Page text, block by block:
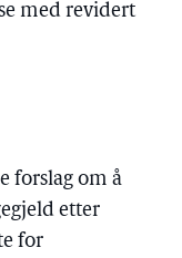
med revidert
forslag om å
etter
for